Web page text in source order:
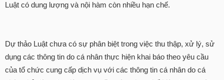
Luật có dung lượng và nội hàm còn nhiều hạn chế.
Dự thảo Luật chưa có sự phân biệt trong việc thu thập, xử lý, sử
dụng các thông tin do cá nhân thực hiện khai báo theo yêu cầu
của tổ chức cung cấp dịch vụ với các thông tin cá nhân do cá